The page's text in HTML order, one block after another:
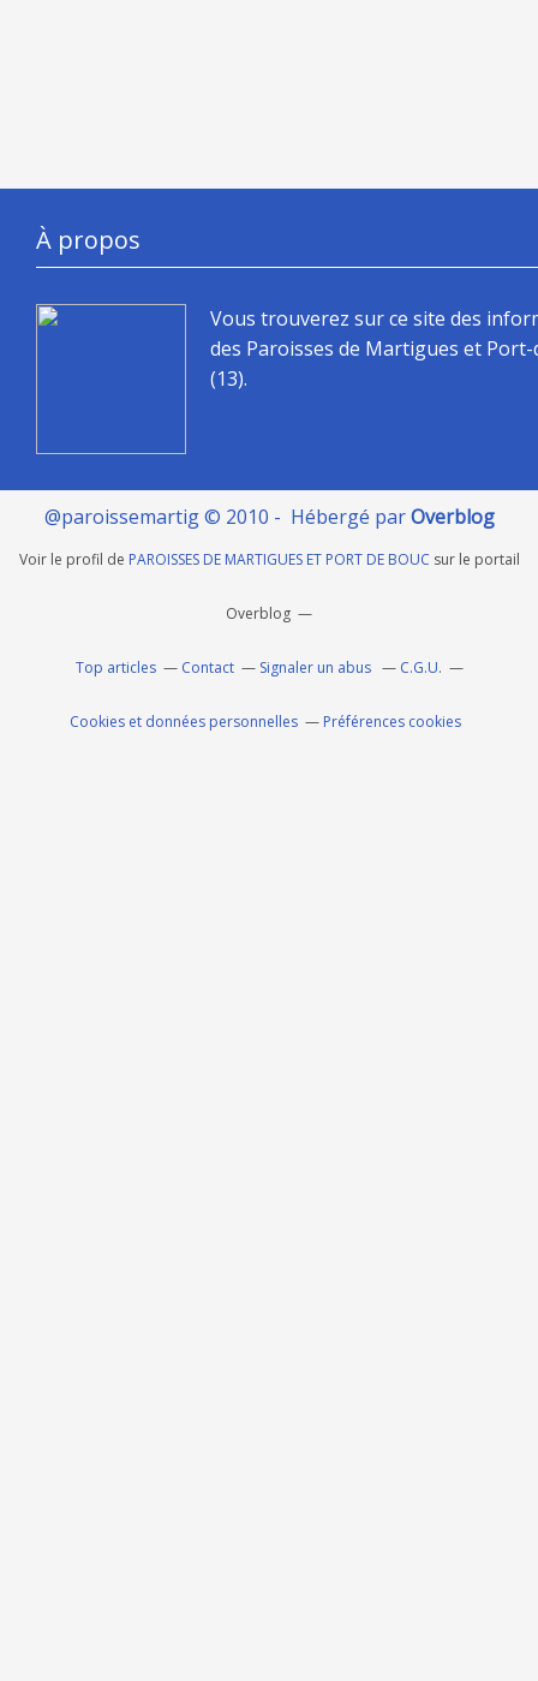
À propos
Vous trouverez sur ce site des
des Paroisses de Martigues et
(13).
@paroissemartig © 2010 - Hébergé parOverblog
Voir le profil de PAROISSES DE MARTIGUES ET PORT DE BOUC sur le portail
Overblog
Top articles Contact Signaler un abus C.G.U.
Cookies et données personnelles Préférences cookies